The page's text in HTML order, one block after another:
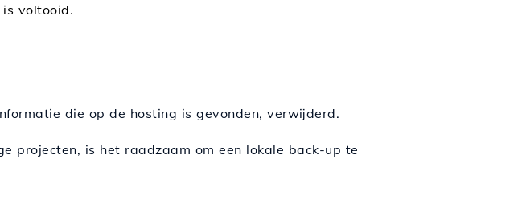
voltooid.
die op de hosting is gevonden, verwijderd.
projecten, is het raadzaam om een lokale back-up te